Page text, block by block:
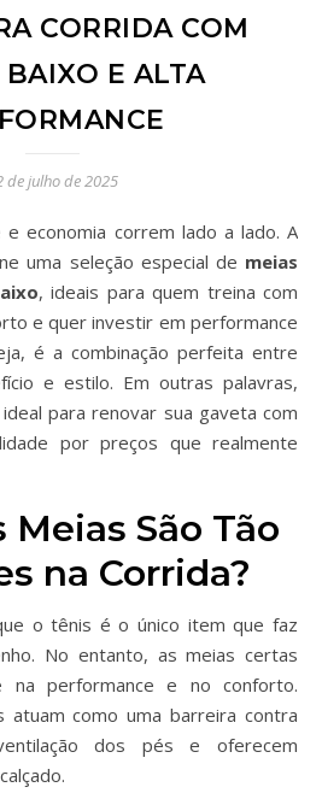
CORRIDA COM
BAIXO E ALTA
de julho de 2025
uma seleção especial de meias
, ideais para quem treina com
e quer investir em performance
é a combinação perfeita entre
e estilo. Em outras palavras,
para renovar sua gaveta com
por preços que realmente
Meias São Tão
na Corrida?
o tênis é o único item que faz
No entanto, as meias certas
na performance e no conforto.
atuam como uma barreira contra
dos pés e oferecem